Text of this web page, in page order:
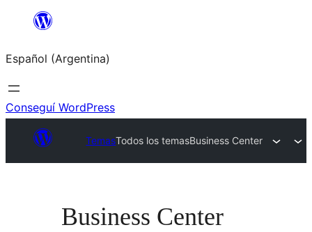
Saltar
contenido
Español (Argentina)
Conseguí WordPress
TemasTodos los temasBusiness Center
Business Center